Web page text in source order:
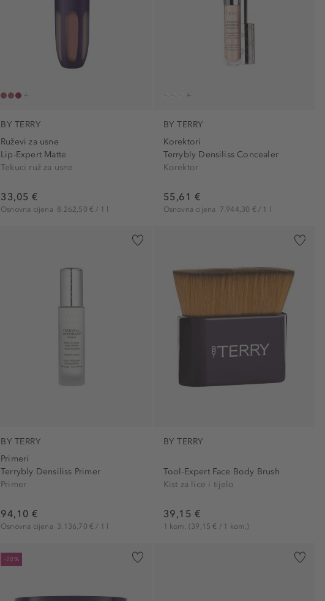
BY TERRY
Ruževi za usne
Lip-Expert Matte
Tekuci ruž za usne
33,05 €
Osnovna cijena 8.262,50 € / 1 l
BY TERRY
Korektori
Terrybly Densiliss Concealer
Korektor
55,61 €
Osnovna cijena 7.944,30 € / 1 l
BY TERRY
Primeri
Terrybly Densiliss Primer
Primer
94,10 €
Osnovna cijena 3.136,70 € / 1 l
BY TERRY
Tool-Expert Face Body Brush
Kist za lice i tijelo
39,15 €
1 kom. (39,15 € / 1 kom.)
-20%